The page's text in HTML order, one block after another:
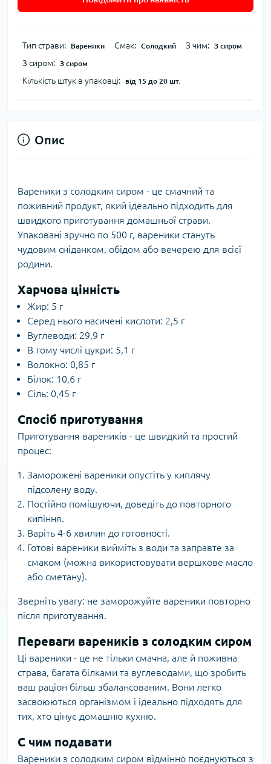
Тип страви: Вареники Смак: Солодкий З чим: З сиром
З сиром: З сиром
Кількість штук в упаковці: від 15 до 20 шт.
Опис
Вареники з солодким сиром - це смачний та
поживний продукт, який ідеально підходить для
швидкого приготування домашньої страви.
Упаковані зручно по 500 г, вареники стануть
чудовим сніданком, обідом або вечерею для всієї
родини.
Харчова цінність
Жир: 5 г
Серед нього насичені кислоти: 2,5 г
Вуглеводи: 29,9 г
В тому числі цукри: 5,1 г
Волокно: 0,85 г
Білок: 10,6 г
Сіль: 0,45 г
Спосіб приготування
Приготування вареників - це швидкий та простий
процес:
Заморожені вареники опустіть у киплячу
підсолену воду.
Постійно помішуючи, доведіть до повторного
кипіння.
Варіть 4-6 хвилин до готовності.
Готові вареники вийміть з води та заправте за
смаком (можна використовувати вершкове масло
або сметану).
Зверніть увагу: не заморожуйте вареники повторно
після приготування.
Переваги вареників з солодким сиром
Ці вареники - це не тільки смачна, але й поживна
страва, багата білками та вуглеводами, що зробить
ваш раціон більш збалансованим. Вони легко
засвоюються організмом і ідеально підходять для
тих, хто цінує домашню кухню.
С чим подавати
Вареники з солодким сиром відмінно поєднуються з